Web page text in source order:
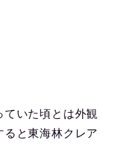
ていた頃とは外観
と東海林クレア